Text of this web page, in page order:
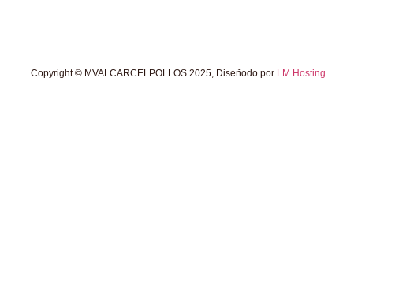
Copyright © MVALCARCELPOLLOS 2025, Diseñodo por LM Hosting